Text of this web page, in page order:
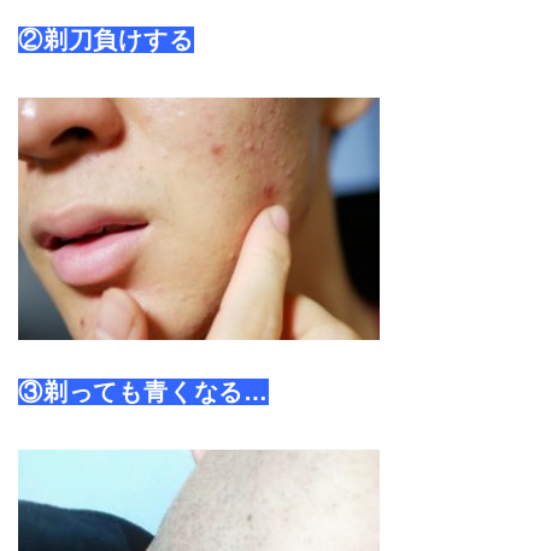
②剃刀負けする
③剃っても青くなる…